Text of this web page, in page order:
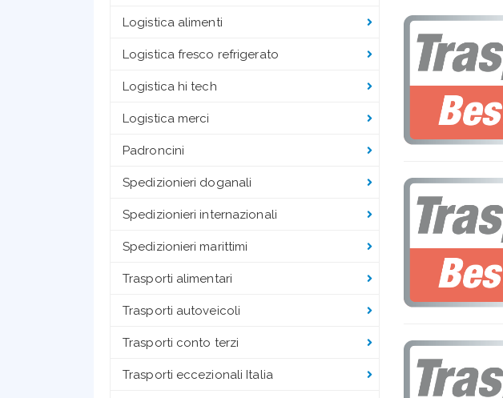
Logistica alimenti
Logistica fresco refrigerato
Logistica hi tech
Logistica merci
Padroncini
Spedizionieri doganali
Spedizionieri internazionali
Spedizionieri marittimi
Trasporti alimentari
Trasporti autoveicoli
Trasporti conto terzi
Trasporti eccezionali Italia